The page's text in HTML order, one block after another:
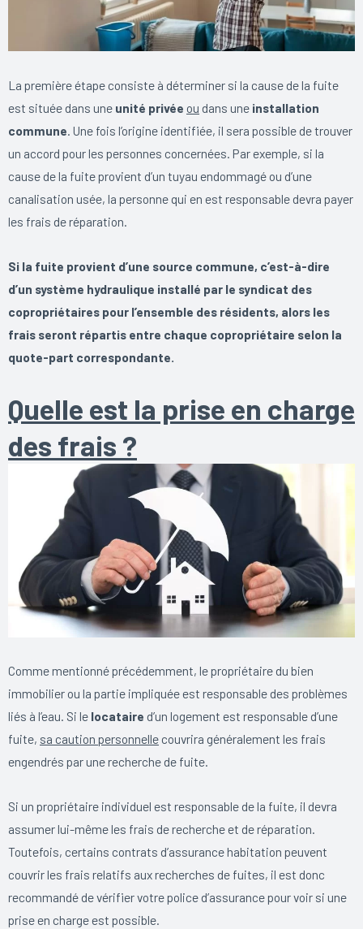
La première étape consiste à déterminer si la cause de la fuite
est située dans une unité privée ou dans une installation
commune . Une fois l’origine identifiée, il sera possible de trouver
un accord pour les personnes concernées. Par exemple, si la
cause de la fuite provient d’un tuyau endommagé ou d’une
canalisation usée, la personne qui en est responsable devra payer
les frais de réparation.
Si la fuite provient d’une source commune, c’est-à-dire
d’un système hydraulique installé par le syndicat des
copropriétaires pour l’ensemble des résidents, alors les
frais seront répartis entre chaque copropriétaire selon la
quote-part correspondante.
Quelle est la prise en charge
des frais ?
Comme mentionné précédemment, le propriétaire du bien
immobilier ou la partie impliquée est responsable des problèmes
liés à l’eau. Si le locataire d’un logement est responsable d’une
fuite, sa caution personnelle couvrira généralement les frais
engendrés par une recherche de fuite.
Si un propriétaire individuel est responsable de la fuite, il devra
assumer lui-même les frais de recherche et de réparation.
Toutefois, certains contrats d’assurance habitation peuvent
couvrir les frais relatifs aux recherches de fuites, il est donc
recommandé de vérifier votre police d’assurance pour voir si une
prise en charge est possible.